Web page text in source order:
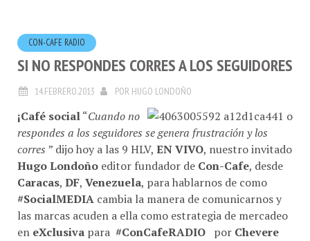
SI NO RESPONDES CORRES A LOS SEGUIDORES
14.FEBRERO.2013 POR HUGO LONDOÑO
¡Café social“Cuando no
respondes a los seguidores se genera frustración y los
corres” dijo hoy a las 9 HLV,EN VIVO, nuestro invitado
Hugo Londoñoeditor fundador deCon-Cafe, desde
Caracas,DF,Venezuela, para hablarnos de como
#SocialMEDIAcambia la manera de comunicarnos y
las marcas acuden a ella como estrategia de mercadeo
en eXclusivapara#ConCafeRADIOporChevere
91.9 FM, yCon-Cafe.